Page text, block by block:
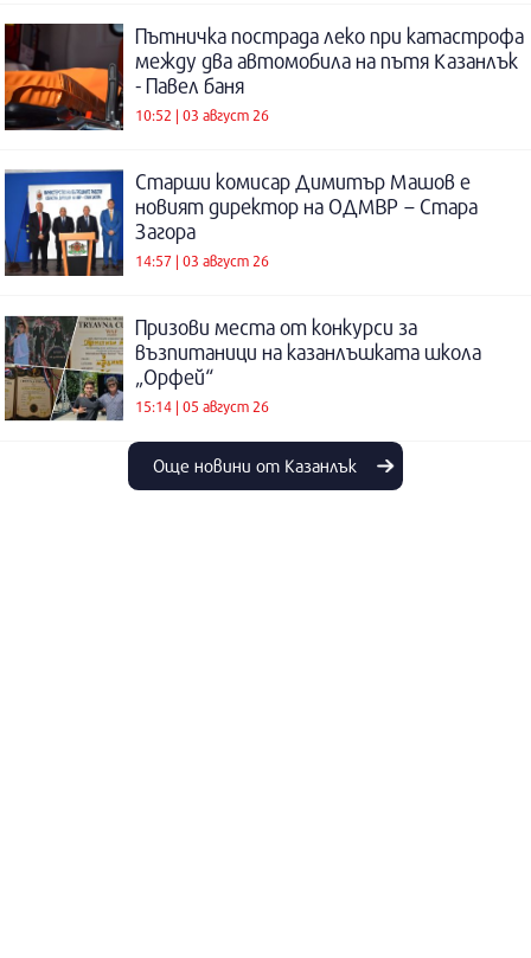
Пътничка пострада леко при катастрофа
между два автомобила на пътя Казанлък
- Павел баня
10:52 | 03 август 26
Старши комисар Димитър Машов е
новият директор на ОДМВР – Стара
Загора
14:57 | 03 август 26
Призови места от конкурси за
възпитаници на казанлъшката школа
„Орфей“
15:14 | 05 август 26
Още новини от Казанлък